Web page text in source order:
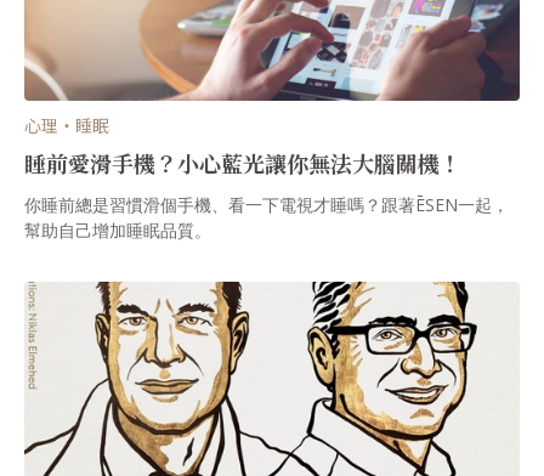
心理・睡眠
睡前愛滑手機？小心藍光讓你無法大腦關機！
你睡前總是習慣滑個手機、看一下電視才睡嗎？跟著ĒSEN一起，
幫助自己增加睡眠品質。